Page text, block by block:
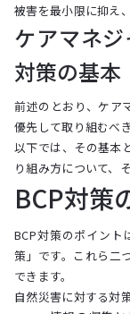
被害を最小限に抑え
ケアマネ
対策の基本
前述のとおり、ケア
優先して取り組むべ
以下では、その基本
り組み方について、
BCP対策
BCP対策のポイン
策」です。これら二
できます。
自然災害に対する対